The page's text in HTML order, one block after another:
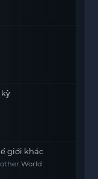
kỳ
giới khác
World